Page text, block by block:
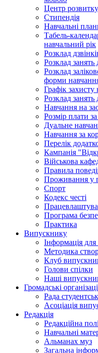
Центр
Стипендія
Навчальні
Табель-
навчальний рік
Розклад
Розклад
Розклад
форми
Графік захисту
Розклад
Навчання на
Розмір плати
Дуальне
Навчання за
Перелік
Кампанія
Військова
Правила
Проживання у
Спорт
Кодекс честі
Програма
Практика
Випускнику
Інформація
Методика
Клуб
Голови спілки
Наші
Громадські
Рада
Асоціація
Редакція
Редакційна
Навчальні
Альманах муз
Загальна